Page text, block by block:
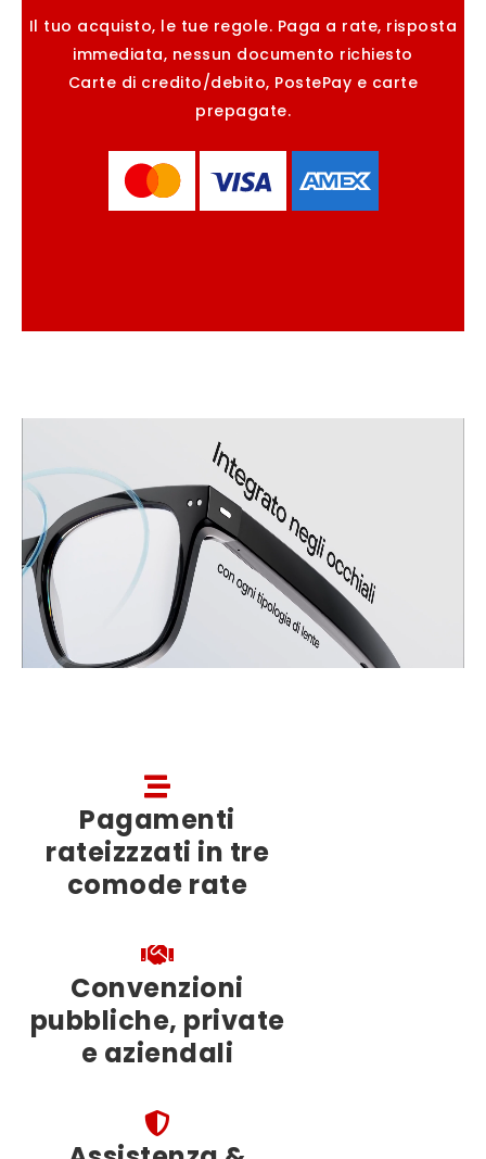
Il tuo acquisto, le tue regole. Paga a rate, risposta
immediata, nessun documento richiesto
Carte di credito/debito, PostePay e carte
prepagate.
Pagamenti
rateizzzati in tre
comode rate
Convenzioni
pubbliche, private
e aziendali